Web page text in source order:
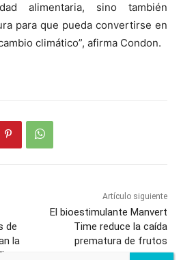
alimentaria, sino también
para que pueda convertirse en
climático”, afirma Condon.
de
la
Artículo siguiente
El bioestimulante Manvert
Time reduce la caída
prematura de frutos